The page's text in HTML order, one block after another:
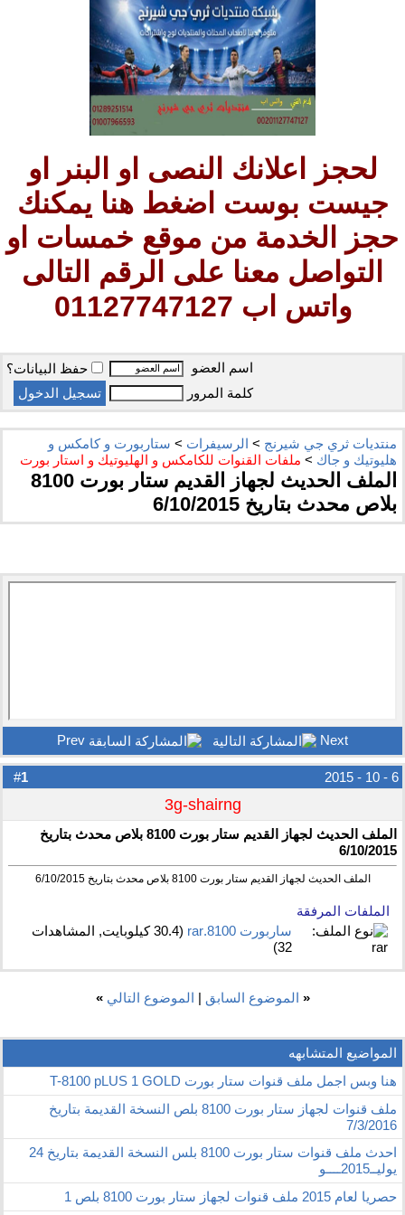
لحجز اعلانك النصى او البنر او
جيست بوست اضغط هنا يمكنك
حجز الخدمة من موقع خمسات او
التواصل معنا على الرقم التالى
واتس اب 01127747127
اسم العضو
حفظ البيانات؟
كلمة المرور
منتديات ثري جي شيرنج > الرسيفرات > ستاربورت و كامكس و
هليوتيك و جاك > ملفات القنوات للكامكس و الهليوتيك و استار بورت
الملف الحديث لجهاز القديم ستار بورت 8100
بلاص محدث بتاريخ 6/10/2015
Prev Next
1 6 - 10 - 2015
3g-shairng
الملف الحديث لجهاز القديم ستار بورت 8100 بلاص محدث بتاريخ
6/10/2015
الملف الحديث لجهاز القديم ستار بورت 8100 بلاص محدث بتاريخ 6/10/2015
الملفات المرفقة
ساربورت 8100.rar‏
(30.4 كيلوبايت, المشاهدات
32)
« الموضوع السابق | الموضوع التالي »
المواضيع المتشابهه
هنا وبس اجمل ملف قنوات ستار بورت T-8100 pLUS 1 GOLD
ملف قنوات لجهاز ستار بورت 8100 بلص النسخة القديمة بتاريخ
7/3/2016
احدث ملف قنوات ستار بورت 8100 بلس النسخة القديمة بتاريخ 24
يوليــ2015ــــو
حصريا لعام 2015 ملف قنوات لجهاز ستار بورت 8100 بلص 1